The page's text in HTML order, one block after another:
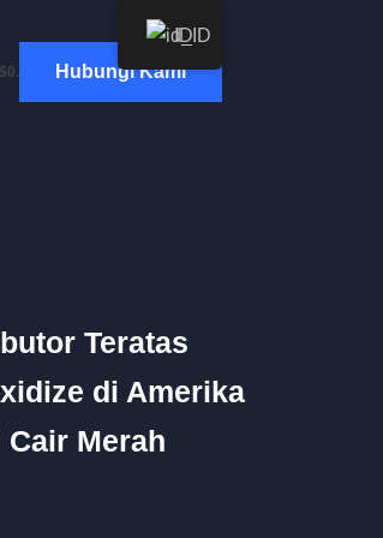
$0.00 Hubungi Kami
Teratas
di Amerika
Merah
ID